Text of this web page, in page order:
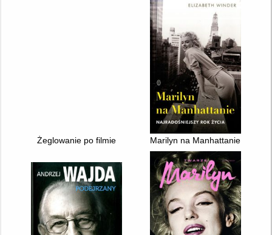
Żeglowanie po filmie Marilyn na Manhattanie :